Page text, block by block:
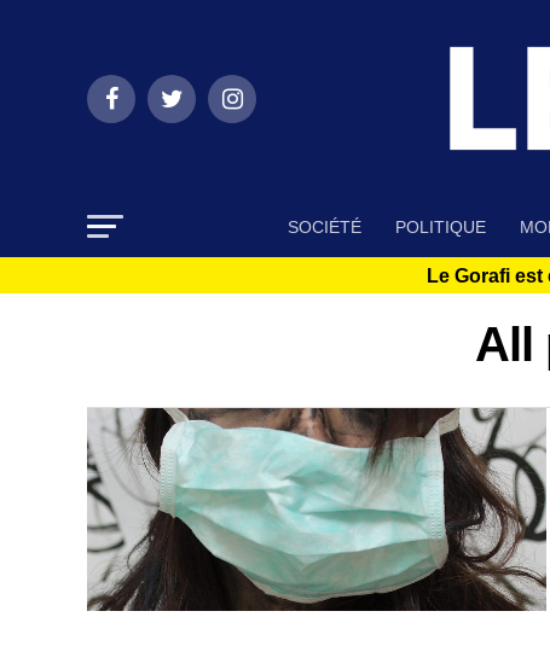
SOCIÉTÉ POLITIQUE
Le Gorafi
All